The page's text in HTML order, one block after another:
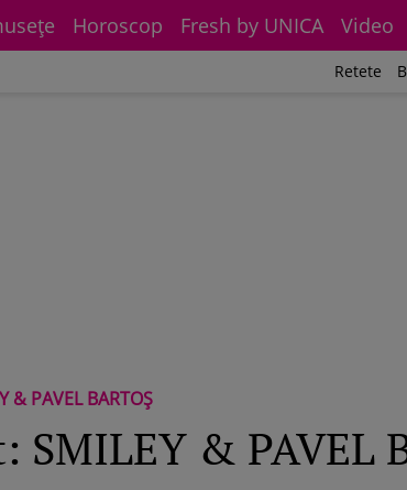
Horoscop Fresh by UNICA Video
Retete
PAVEL BARTOȘ
& PAVEL